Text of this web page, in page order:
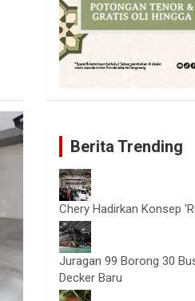
Berita Trending
Chery Hadirkan Konsep
Juragan 99 Borong 30
Decker Baru